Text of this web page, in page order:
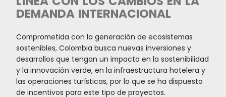
aventura, así como turismo comunitario y
grandes oportunidades para el desarrollo de
infraestructura y servicios turísticos enfocados
diferentes nichos, atendiendo las nuevas
la demanda nacional e internacional.